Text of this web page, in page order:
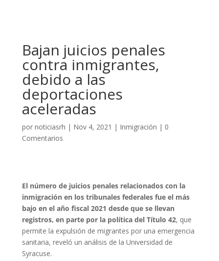
Bajan juicios penales
contra inmigrantes,
debido a las
deportaciones
aceleradas
por noticiasrh | Nov 4, 2021 | Inmigración | 0
Comentarios
El número de juicios penales relacionados con la
inmigración en los tribunales federales fue el más
bajo en el año fiscal 2021 desde que se llevan
registros, en parte por la política del Título 42, que
permite la expulsión de migrantes por una emergencia
sanitaria, reveló un análisis de la Universidad de
Syracuse.